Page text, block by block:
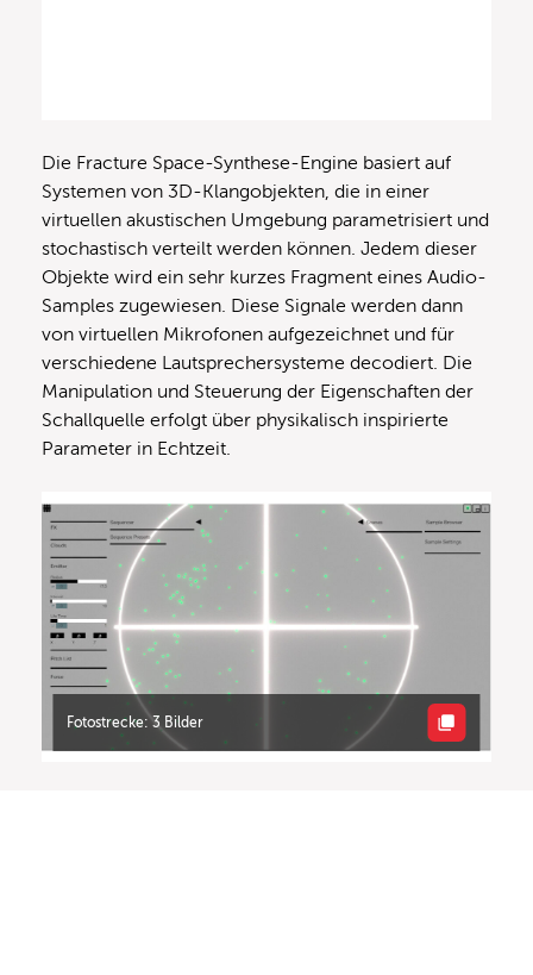
Die Fracture Space-Synthese-Engine basiert auf
Systemen von 3D-Klangobjekten, die in einer
virtuellen akustischen Umgebung parametrisiert und
stochastisch verteilt werden können. Jedem dieser
Objekte wird ein sehr kurzes Fragment eines Audio-
Samples zugewiesen. Diese Signale werden dann
von virtuellen Mikrofonen aufgezeichnet und für
verschiedene Lautsprechersysteme decodiert. Die
Manipulation und Steuerung der Eigenschaften der
Schallquelle erfolgt über physikalisch inspirierte
Parameter in Echtzeit.
Fotostrecke: 3 Bilder